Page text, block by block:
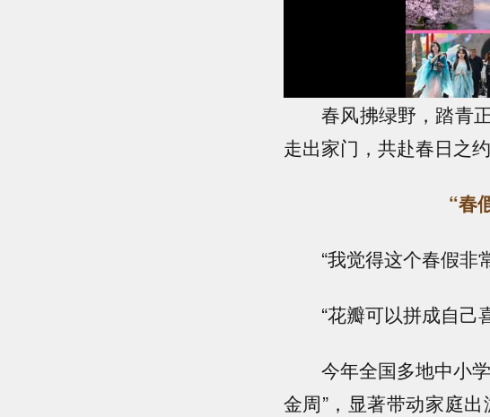
春风拂绿野，踏青正
走出家门，共赴春日之
“春
“我觉得这个春假非
“花瓣可以拼成自己
今年全国多地中小学
金周”，显著带动家庭